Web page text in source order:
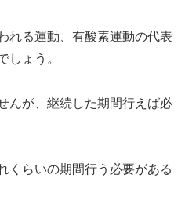
れる運動、有酸素運動の代表
しょう。
んが、継続した期間行えば必
くらいの期間行う必要がある